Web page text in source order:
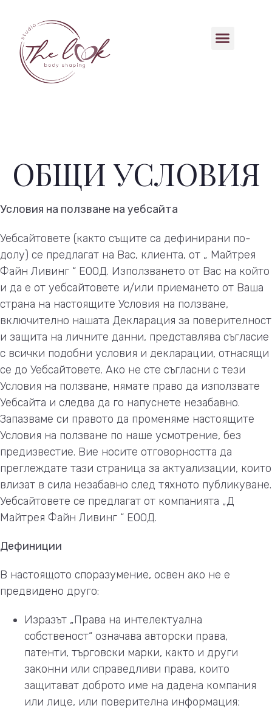
ОБЩИ УСЛОВИЯ
Условия на ползване на уебсайта
Уебсайтовете (както същите са дефинирани по-
долу) се предлагат на Вас, клиента, от „ Майтрея
Файн Ливинг “ ЕООД. Използването от Вас на който
и да е от уебсайтовете и/или приемането от Ваша
страна на настоящите Условия на ползване,
включително нашата Декларация за поверителност
и защита на личните данни, представлява съгласие
с всички подобни условия и декларации, отнасящи
се до Уебсайтовете. Ако не сте съгласни с тези
Условия на ползване, нямате право да използвате
Уебсайта и следва да го напуснете незабавно.
Запазваме си правото да променяме настоящите
Условия на ползване по наше усмотрение, без
предизвестие. Вие носите отговорността да
преглеждате тази страница за актуализации, които
влизат в сила незабавно след тяхното публикуване.
Уебсайтовете се предлагат от компанията „Д
Майтрея Файн Ливинг “ ЕООД.
Дефиниции
В настоящото споразумение, освен ако не е
предвидено друго:
Изразът „Права на интелектуална
собственост“ означава авторски права,
патенти, търговски марки, както и други
законни или справедливи права, които
защитават доброто име на дадена компания
или лице, или поверителна информация;